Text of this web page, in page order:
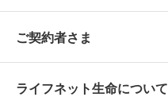
ぴったり診断見積り
保険商品一覧
死亡保険
ご契約者さま
ライフネット生命について